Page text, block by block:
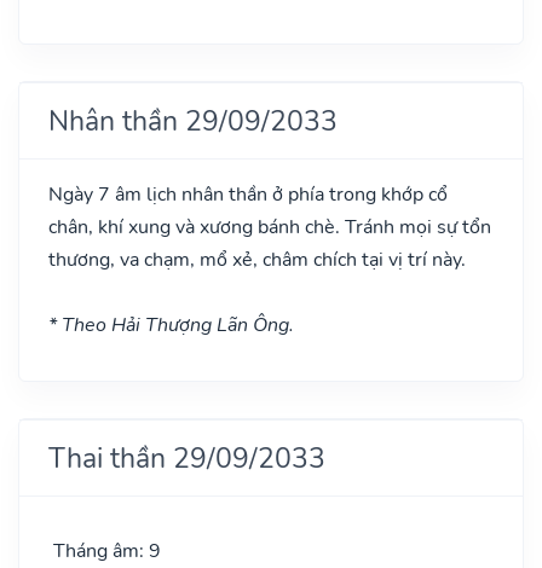
Nhân thần 29/09/2033
Ngày 7 âm lịch nhân thần ở phía trong khớp cổ
chân, khí xung và xương bánh chè. Tránh mọi sự tổn
thương, va chạm, mổ xẻ, châm chích tại vị trí này.
* Theo Hải Thượng Lãn Ông.
Thai thần 29/09/2033
Tháng âm: 9